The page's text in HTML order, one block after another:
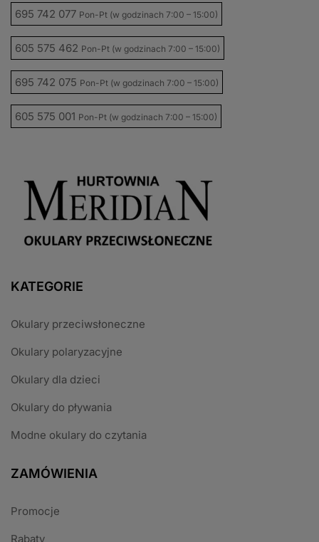
695 742 077 Pon-Pt (w godzinach 7:00 – 15:00)
605 575 462 Pon-Pt (w godzinach 7:00 – 15:00)
695 742 075 Pon-Pt (w godzinach 7:00 – 15:00)
605 575 001 Pon-Pt (w godzinach 7:00 – 15:00)
KATEGORIE
Okulary przeciwsłoneczne
Okulary polaryzacyjne
Okulary dla dzieci
Okulary do pływania
Modne okulary do czytania
ZAMÓWIENIA
Promocje
Rabaty